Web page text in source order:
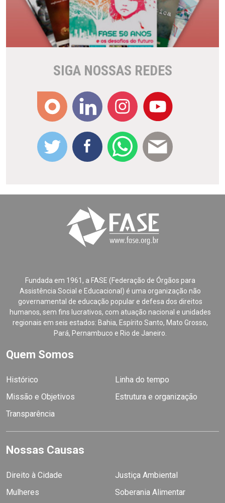
SIGA NOSSAS REDES
Fundada em 1961, a FASE (Federação de Órgãos para
Assistência Social e Educacional) é uma organização não
governamental de educação popular e defesa dos direitos
humanos, sem fins lucrativos, com atuação nacional e unidades
regionais em seis estados: Bahia, Espírito Santo, Mato Grosso,
Pará, Pernambuco e Rio de Janeiro.
Quem Somos
Histórico
Linha do tempo
Missão e Objetivos
Estrutura e organização
Transparência
Nossas Causas
Direito à Cidade
Justiça Ambiental
Mulheres
Soberania Alimentar